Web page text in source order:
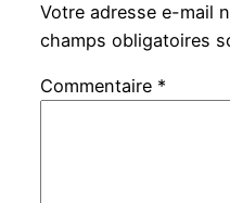
Votre adresse e-mail
champs obligatoires
Commentaire *